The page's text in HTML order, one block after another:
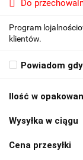
Do
Program
klientów.
Powiadom
Ilość w
Wysyłka w ciągu
Cena przesyłki